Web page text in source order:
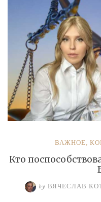
ВАЖНОЕ,
Кто
by ВЯЧЕСЛАВ